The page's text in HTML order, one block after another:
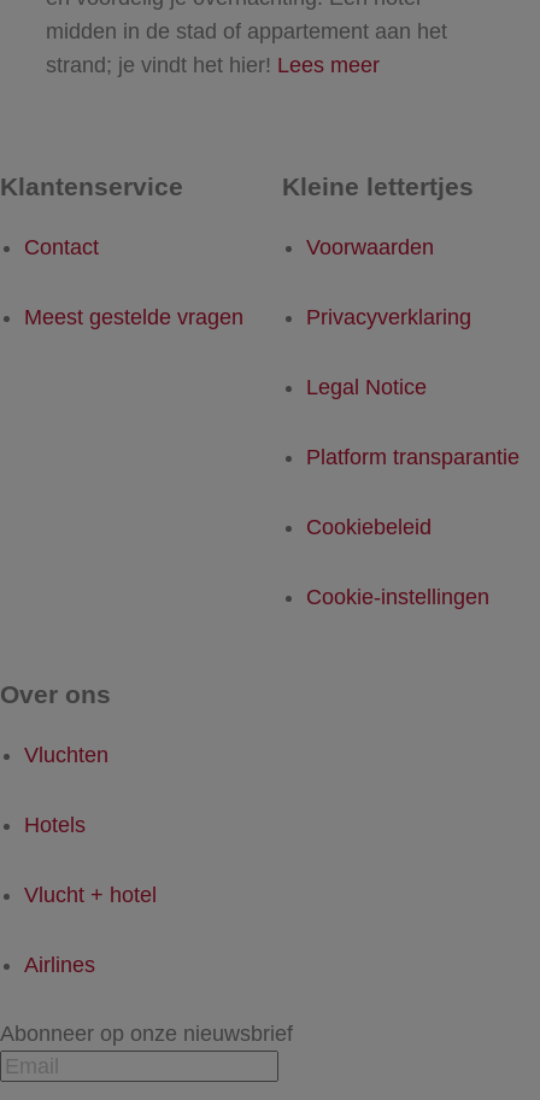
midden in de stad of appartement aan het
strand; je vindt het hier! Lees meer
Klantenservice
Contact
Meest gestelde vragen
Kleine lettertjes
Voorwaarden
Privacyverklaring
Legal Notice
Platform transparantie
Cookiebeleid
Cookie-instellingen
Over ons
Vluchten
Hotels
Vlucht + hotel
Airlines
Abonneer op onze nieuwsbrief